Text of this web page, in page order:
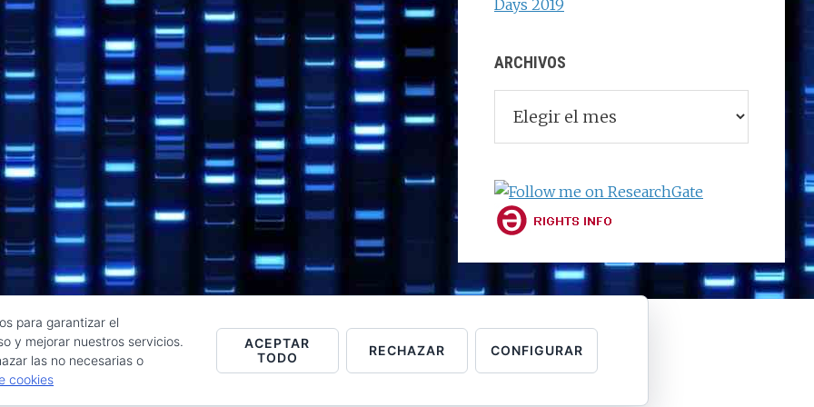
Days 2019
ARCHIVOS
Raúl de la Puente - Derechos reservados© 2026 · Acceder
para garantizar el
y mejorar nuestros servicios.
las no necesarias o
cookies
ACEPTAR
TODO
RECHAZAR CONFIGURAR